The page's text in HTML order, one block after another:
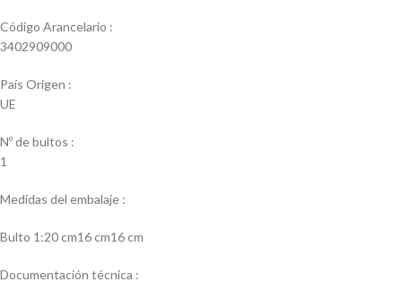
Código Arancelario :
3402909000
País Origen :
UE
Nº de bultos :
1
Medidas del embalaje :
Bulto 1:20 cm16 cm16 cm
Documentación técnica :